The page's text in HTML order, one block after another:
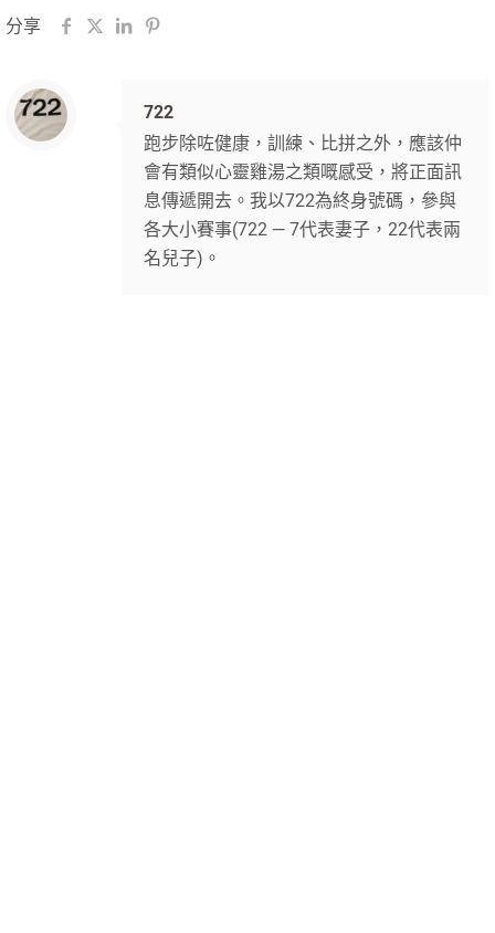
分享
722
跑步除咗健康，訓練、比拼之外，應該仲
會有類似心靈雞湯之類嘅感受，將正面訊
息傳遞開去。我以722為終身號碼，參與
各大小賽事(722 — 7代表妻子，22代表兩
名兒子)。